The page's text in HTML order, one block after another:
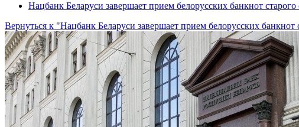
Нацбанк Беларуси завершает прием белорусских банкнот старого
Вернуться к "Нацбанк Беларуси завершает прием белорусских банкнот